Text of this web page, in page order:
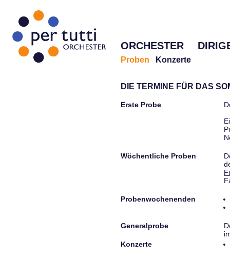
ORCHESTER
Proben Konzerte
DIE TERMINE FÜR DAS
Erste Probe
Wöchentliche Proben
Probenwochenenden
Generalprobe
Konzerte